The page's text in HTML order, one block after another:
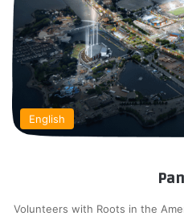
English
Volunteers with Roots in the